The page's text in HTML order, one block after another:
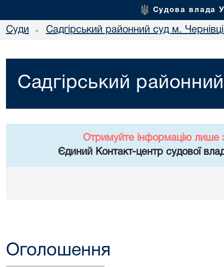
Судова влада
Суди • Садгірський районний суд м.
Садгірський
Отримуйте інформацію лише
Єдиний Контакт-центр судової
Оголошення